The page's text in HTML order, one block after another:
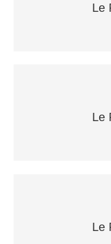
Le
Le
Le